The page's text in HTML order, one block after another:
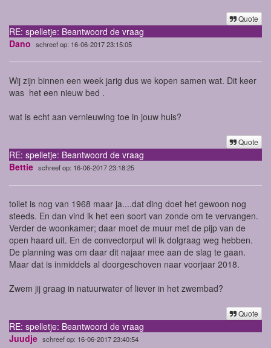
Quote
RE: spelletje: Beantwoord de vraag
Dano schreef op: 16-06-2017 23:15:05
Wij zijn binnen een week jarig dus we kopen samen wat. Dit keer
was het een nieuw bed .
wat is echt aan vernieuwing toe in jouw huis?
Quote
RE: spelletje: Beantwoord de vraag
Bettie schreef op: 16-06-2017 23:18:25
toilet is nog van 1968 maar ja....dat ding doet het gewoon nog
steeds. En dan vind ik het een soort van zonde om te vervangen.
Verder de woonkamer; daar moet de muur met de pijp van de
open haard uit. En de convectorput wil ik dolgraag weg hebben.
De planning was om daar dit najaar mee aan de slag te gaan.
Maar dat is inmiddels al doorgeschoven naar voorjaar 2018.
Zwem jij graag in natuurwater of liever in het zwembad?
Quote
RE: spelletje: Beantwoord de vraag
Juudje schreef op: 16-06-2017 23:40:54